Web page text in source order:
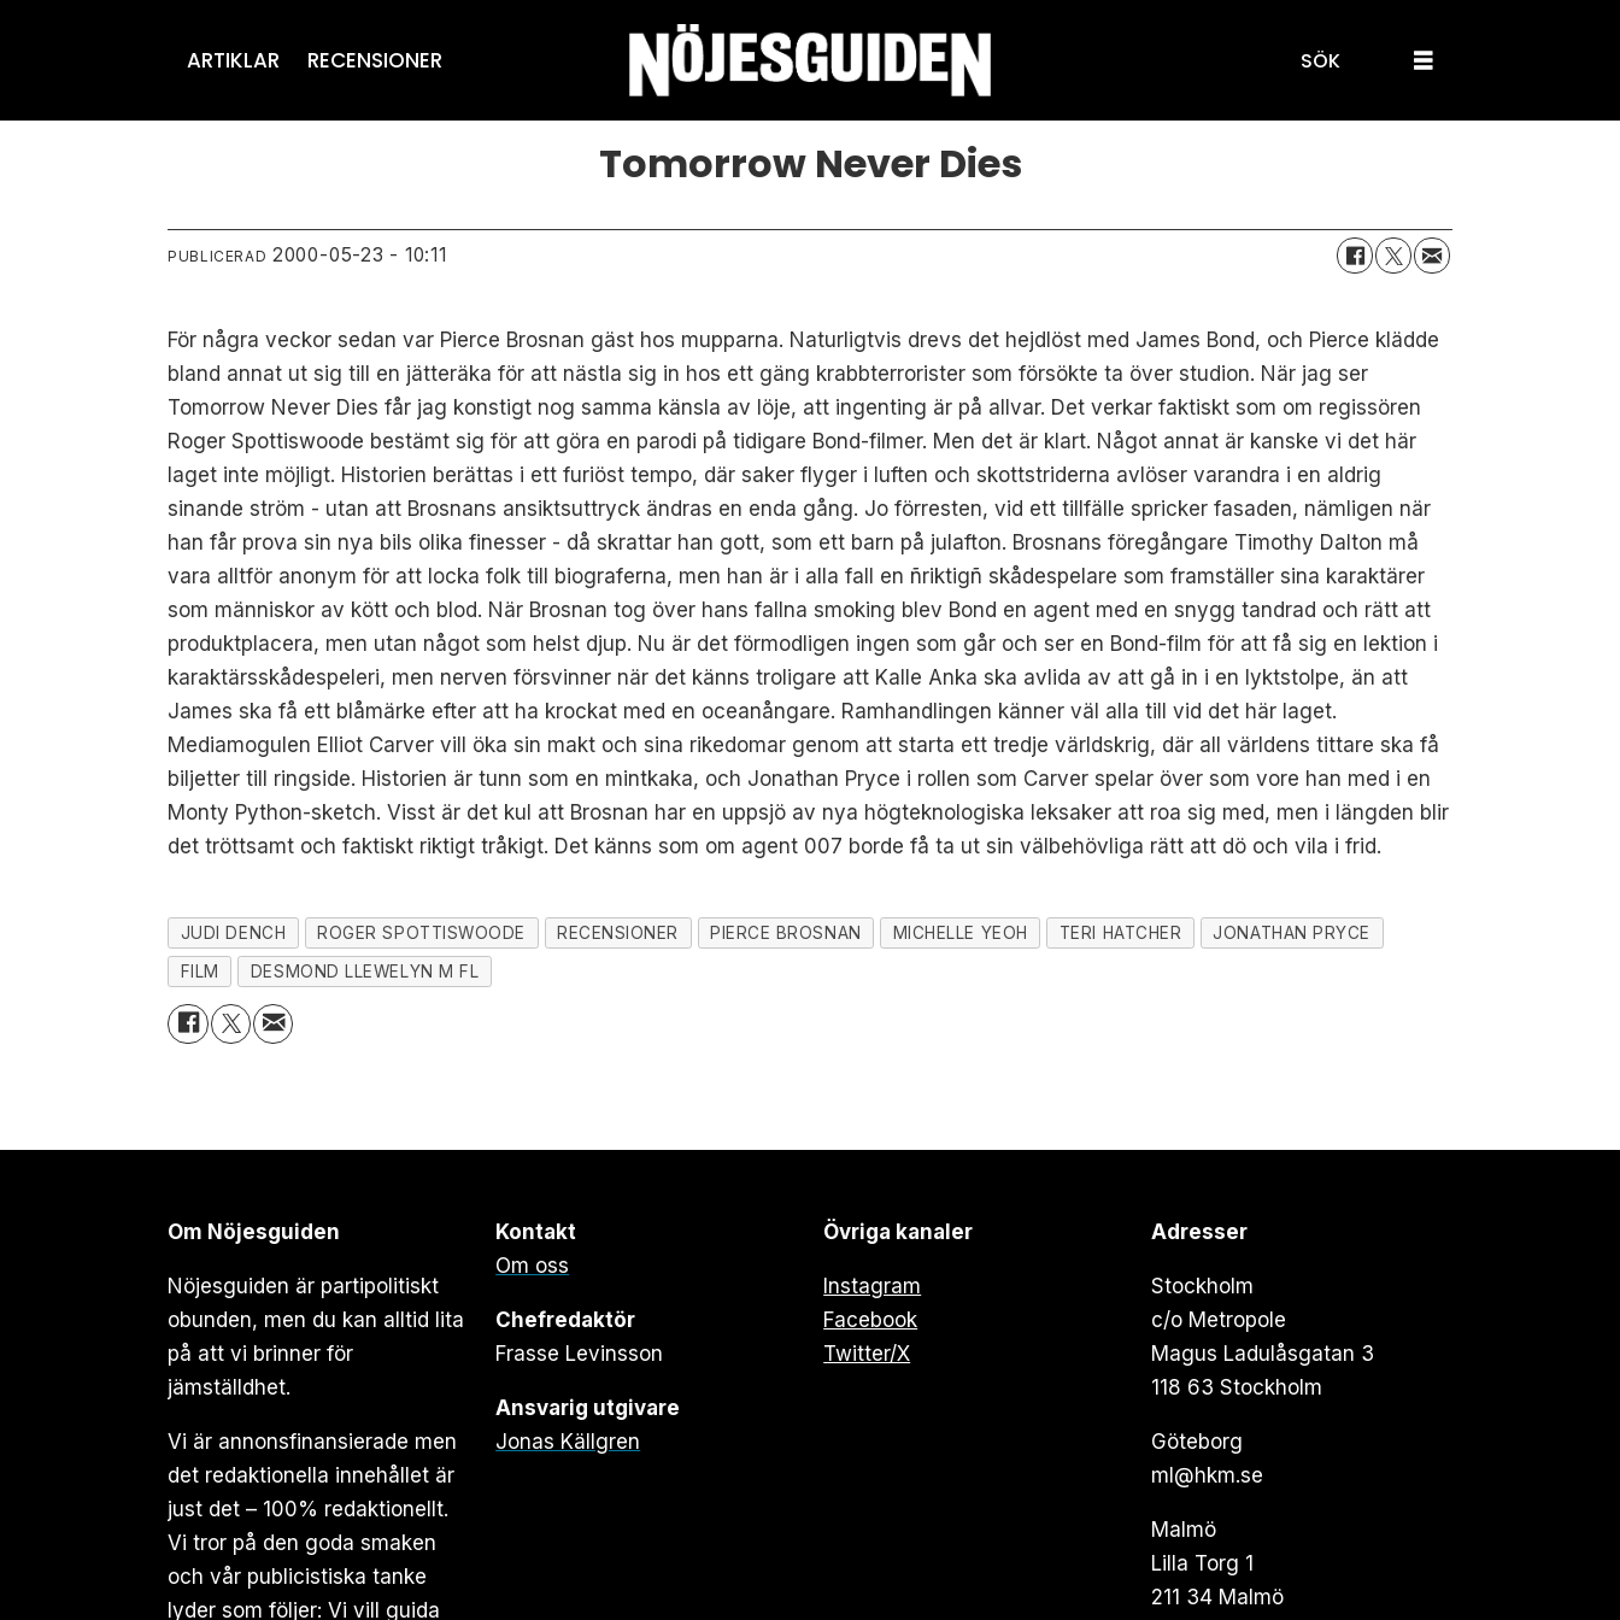
ARTIKLAR RECENSIONER SÖK
Tomorrow Never Dies
PUBLICERAD 2000-05-23 - 10:11
För några veckor sedan var Pierce Brosnan gäst hos mupparna. Naturligtvis drevs det hejdlöst med James Bond, och Pierce klädde
bland annat ut sig till en jätteräka för att nästla sig in hos ett gäng krabbterrorister som försökte ta över studion. När jag ser
Tomorrow Never Dies får jag konstigt nog samma känsla av löje, att ingenting är på allvar. Det verkar faktiskt som om regissören
Roger Spottiswoode bestämt sig för att göra en parodi på tidigare Bond-filmer. Men det är klart. Något annat är kanske vi det här
laget inte möjligt. Historien berättas i ett furiöst tempo, där saker flyger i luften och skottstriderna avlöser varandra i en aldrig
sinande ström - utan att Brosnans ansiktsuttryck ändras en enda gång. Jo förresten, vid ett tillfälle spricker fasaden, nämligen när
han får prova sin nya bils olika finesser - då skrattar han gott, som ett barn på julafton. Brosnans föregångare Timothy Dalton må
vara alltför anonym för att locka folk till biograferna, men han är i alla fall en ñriktigñ skådespelare som framställer sina karaktärer
som människor av kött och blod. När Brosnan tog över hans fallna smoking blev Bond en agent med en snygg tandrad och rätt att
produktplacera, men utan något som helst djup. Nu är det förmodligen ingen som går och ser en Bond-film för att få sig en lektion i
karaktärsskådespeleri, men nerven försvinner när det känns troligare att Kalle Anka ska avlida av att gå in i en lyktstolpe, än att
James ska få ett blåmärke efter att ha krockat med en oceanångare. Ramhandlingen känner väl alla till vid det här laget.
Mediamogulen Elliot Carver vill öka sin makt och sina rikedomar genom att starta ett tredje världskrig, där all världens tittare ska få
biljetter till ringside. Historien är tunn som en mintkaka, och Jonathan Pryce i rollen som Carver spelar över som vore han med i en
Monty Python-sketch. Visst är det kul att Brosnan har en uppsjö av nya högteknologiska leksaker att roa sig med, men i längden blir
det tröttsamt och faktiskt riktigt tråkigt. Det känns som om agent 007 borde få ta ut sin välbehövliga rätt att dö och vila i frid.
JUDI DENCH ROGER SPOTTISWOODE RECENSIONER PIERCE BROSNAN MICHELLE YEOH TERI HATCHER
JONATHAN PRYCE
FILM
DESMOND LLEWELYN M FL
Om Nöjesguiden
Nöjesguiden är partipolitiskt
obunden, men du kan alltid lita
på att vi brinner för
jämställdhet.
Vi är annonsfinansierade men
det redaktionella innehållet är
just det – 100% redaktionellt.
Vi tror på den goda smaken
och vår publicistiska tanke
lyder som följer: Vi vill guida
Kontakt
Om oss
Chefredaktör
Frasse Levinsson
Ansvarig utgivare
Jonas Källgren
Övriga kanaler
Instagram
Facebook
Twitter/X
Adresser
Stockholm
c/o Metropole
Magus Ladulåsgatan 3
118 63 Stockholm
Göteborg
ml@hkm.se
Malmö
Lilla Torg 1
211 34 Malmö